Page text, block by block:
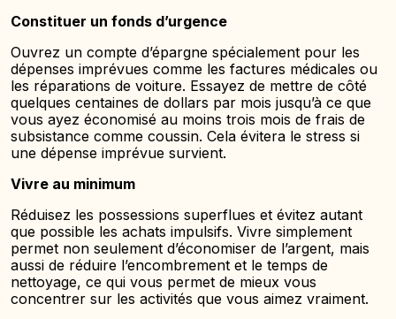
Constituer un fonds d’urgence
Ouvrez un compte d’épargne spécialement pour les
dépenses imprévues comme les factures médicales ou
les réparations de voiture. Essayez de mettre de côté
quelques centaines de dollars par mois jusqu’à ce que
vous ayez économisé au moins trois mois de frais de
subsistance comme coussin. Cela évitera le stress si
une dépense imprévue survient.
Vivre au minimum
Réduisez les possessions superflues et évitez autant
que possible les achats impulsifs. Vivre simplement
permet non seulement d’économiser de l’argent, mais
aussi de réduire l’encombrement et le temps de
nettoyage, ce qui vous permet de mieux vous
concentrer sur les activités que vous aimez vraiment.